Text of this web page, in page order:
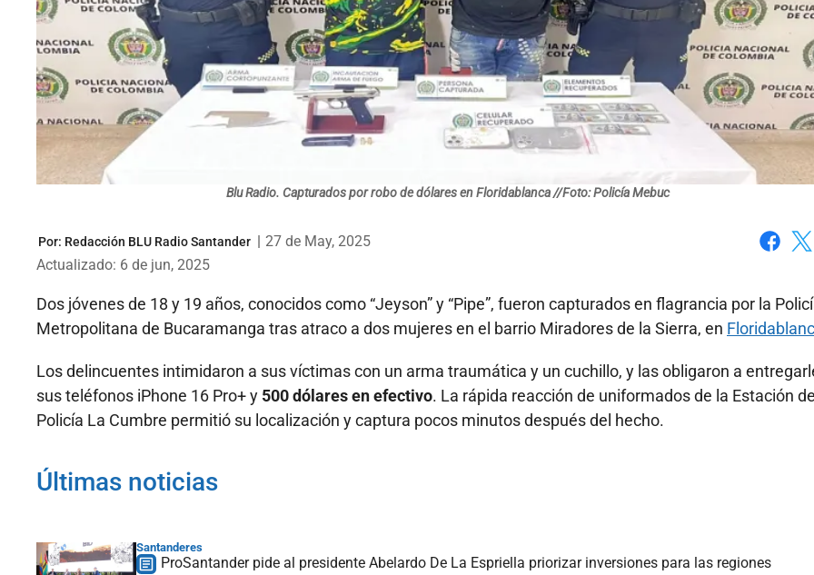
Blu Radio. Capturados por robo de dólares en Floridablanca //Foto: Policía Mebuc
Por: Redacción BLU Radio Santander | 27 de May, 2025
Actualizado: 6 de jun, 2025
Dos jóvenes de 18 y 19 años, conocidos como “Jeyson” y “Pipe”, fueron capturados en flagrancia por la
Metropolitana de Bucaramanga tras atraco a dos mujeres en el barrio Miradores de la Sierra, en
Los delincuentes intimidaron a sus víctimas con un arma traumática y un cuchillo, y las obligaron a
sus teléfonos iPhone 16 Pro+ y 500 dólares en efectivo. La rápida reacción de uniformados de la Estación de
Policía La Cumbre permitió su localización y captura pocos minutos después del hecho.
Últimas noticias
Santanderes
ProSantander pide al presidente Abelardo De La Espriella priorizar inversiones para las regiones